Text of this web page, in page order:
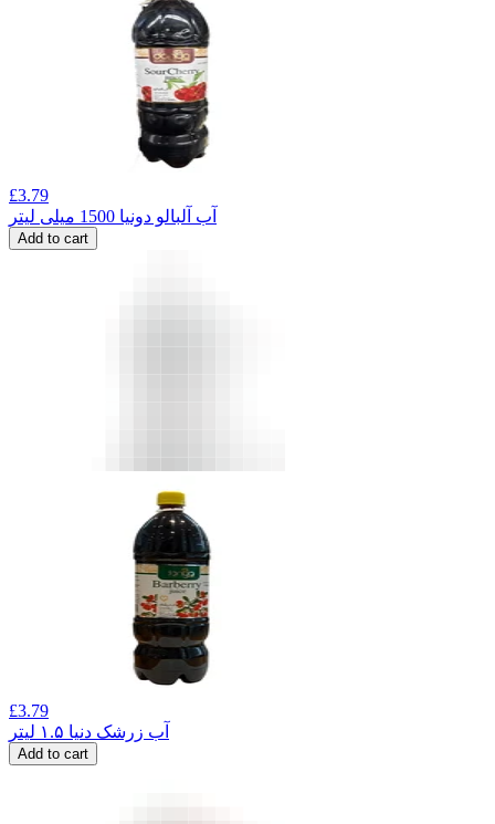
£3.79
آب آلبالو دونیا 1500 میلی لیتر
Add to cart
£3.79
آب زرشک دنیا ۱.۵ لیتر
Add to cart